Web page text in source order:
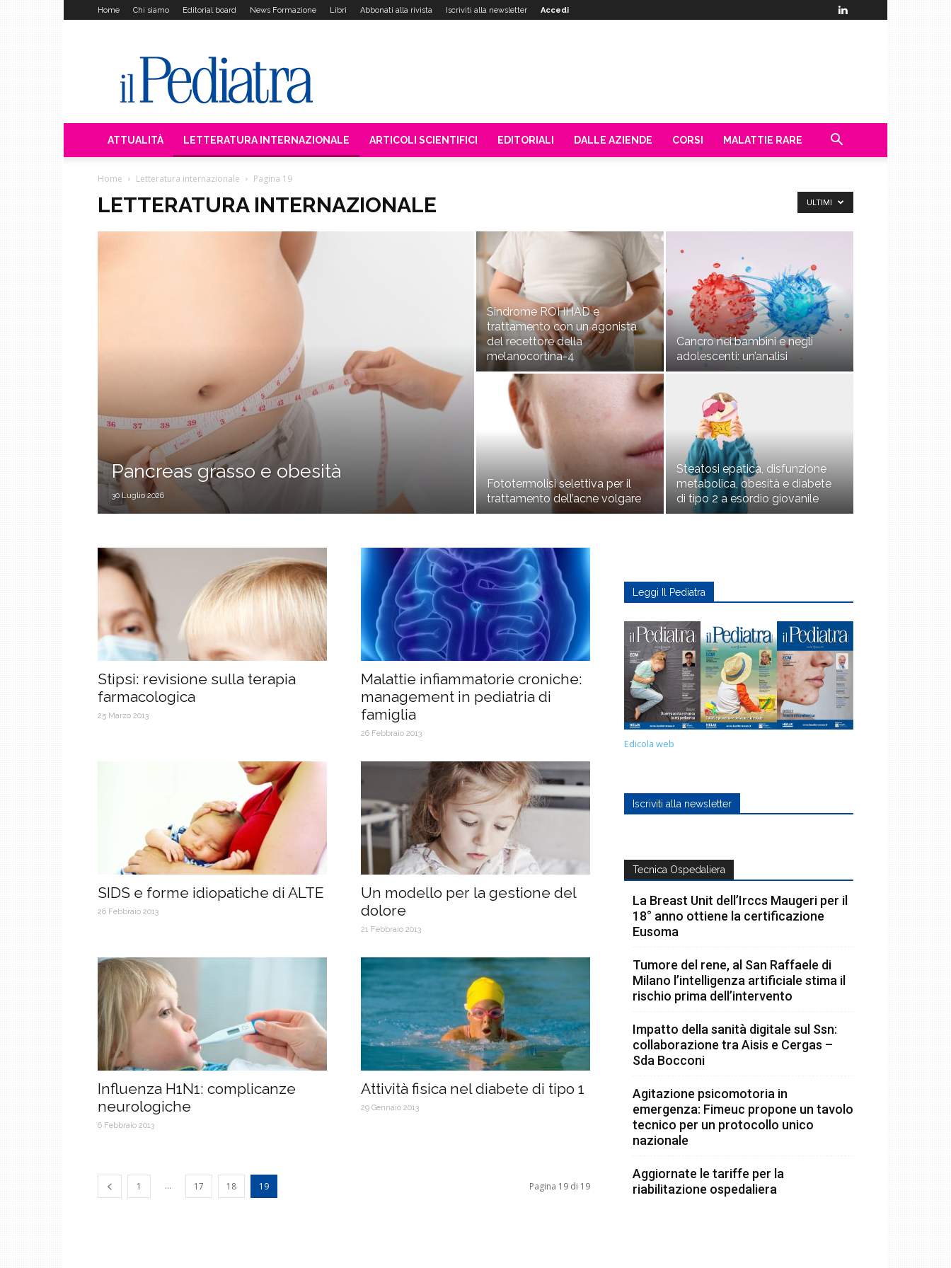
Home Chi siamo Editorial board News Formazione Libri Abbonati alla rivista Iscriviti alla newsletter Accedi
Pediatra
ATTUALITÀ LETTERATURA INTERNAZIONALE ARTICOLI SCIENTIFICI EDITORIALI DALLE AZIENDE CORSI MALATTIE RARE
Home Letteratura internazionale Pagina 19
LETTERATURA INTERNAZIONALE ULTIMI
Pancreas grasso e obesità
30 Luglio 2026
Sindrome ROHHAD e
trattamento con un agonista
del recettore della
melanocortina-4
Cancro nei bambini e negli
adolescenti: un’analisi
Fototermolisi selettiva per il
trattamento dell’acne volgare
Steatosi epatica, disfunzione
metabolica, obesità e diabete
di tipo 2 a esordio giovanile
Stipsi: revisione sulla terapia
farmacologica
25 Marzo 2013
Malattie infiammatorie croniche:
management in pediatria di
famiglia
26 Febbraio 2013
SIDS e forme idiopatiche di ALTE
26 Febbraio 2013
Un modello per la gestione del
dolore
21 Febbraio 2013
Influenza H1N1: complicanze
neurologiche
6 Febbraio 2013
Attività fisica nel diabete di tipo 1
29 Gennaio 2013
1 ... 17 18 19 Pagina 19 di 19
Leggi Il Pediatra
Edicola web
Iscriviti alla newsletter
Tecnica Ospedaliera
La Breast Unit dell’Irccs Maugeri per il
18° anno ottiene la certificazione
Eusoma
Tumore del rene, al San Raffaele di
Milano l’intelligenza artificiale stima il
rischio prima dell’intervento
Impatto della sanità digitale sul Ssn:
collaborazione tra Aisis e Cergas –
Sda Bocconi
Agitazione psicomotoria in
emergenza: Fimeuc propone un tavolo
tecnico per un protocollo unico
nazionale
Aggiornate le tariffe per la
riabilitazione ospedaliera